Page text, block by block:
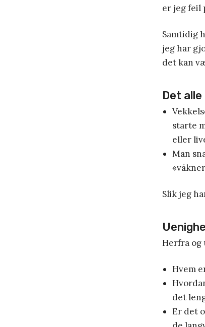
er jeg feil
Samtidig
jeg har
det kan
Det alle
starte
eller
Man
Slik jeg
Herfra og
Hvem
det
Er det